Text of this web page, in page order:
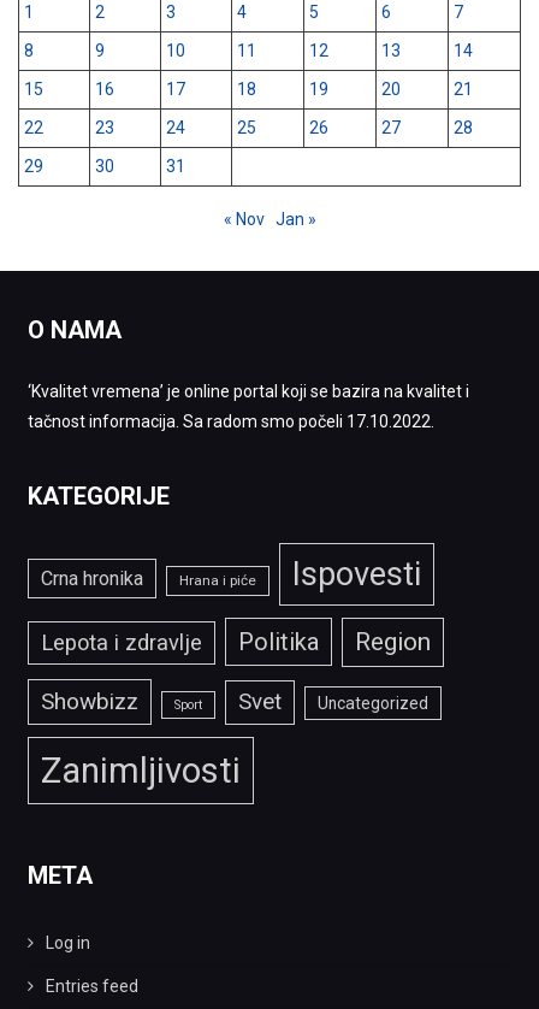
1
2 3 4 5 6
7
8
9 10 11 12 13
14
15
16 17 18 19 20
21
22
23 24 25 26 27
28
29
30 31
« Nov Jan »
O NAMA
‘Kvalitet vremena’ je online portal koji se bazira na kvalitet i
tačnost informacija. Sa radom smo počeli 17.10.2022.
KATEGORIJE
Crna hronika Hrana i piće Ispovesti
Lepota i zdravlje Politika Region
Showbizz Sport Svet Uncategorized
Zanimljivosti
META
Log in
Entries feed